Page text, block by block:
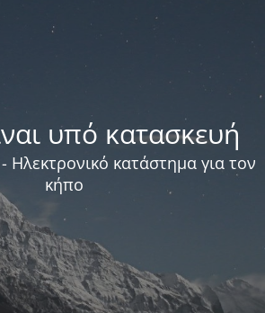
υπό κατασκευή
κατάστημα για τον
κήπο